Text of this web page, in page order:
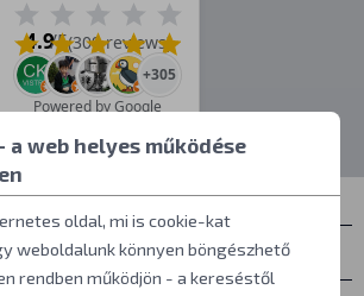
4.9/5(309 reviews)
+305
Powered by Google
a web helyes működése
oldal, mi is cookie-kat
weboldalunk könnyen böngészhető
rendben működjön - a kereséstől